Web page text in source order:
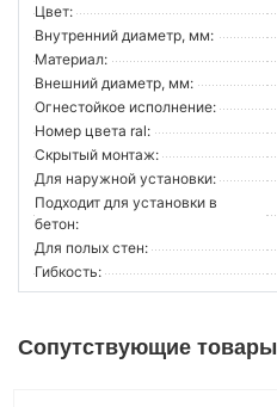
Цвет:
Внутренний диаметр, мм:
Материал:
Внешний диаметр, мм:
Огнестойкое исполнение:
Номер цвета ral:
Скрытый монтаж:
Для наружной установки:
Подходит для установки в
бетон:
Для полых стен:
Гибкость:
Сопутствующие товары